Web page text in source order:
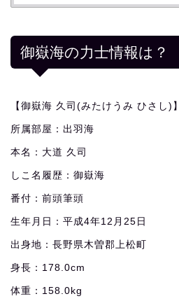
御嶽海の力士情報は？
【御嶽海 久司(みたけうみ ひさし)】
所属部屋：出羽海
本名：大道 久司
しこ名履歴：御嶽海
番付：前頭筆頭
生年月日：平成4年12月25日
出身地：長野県木曽郡上松町
身長：178.0cm
体重：158.0kg